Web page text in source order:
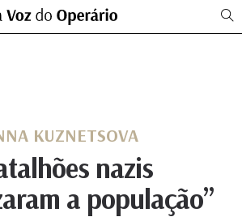
KUZNETSOVA
nazis
a população”